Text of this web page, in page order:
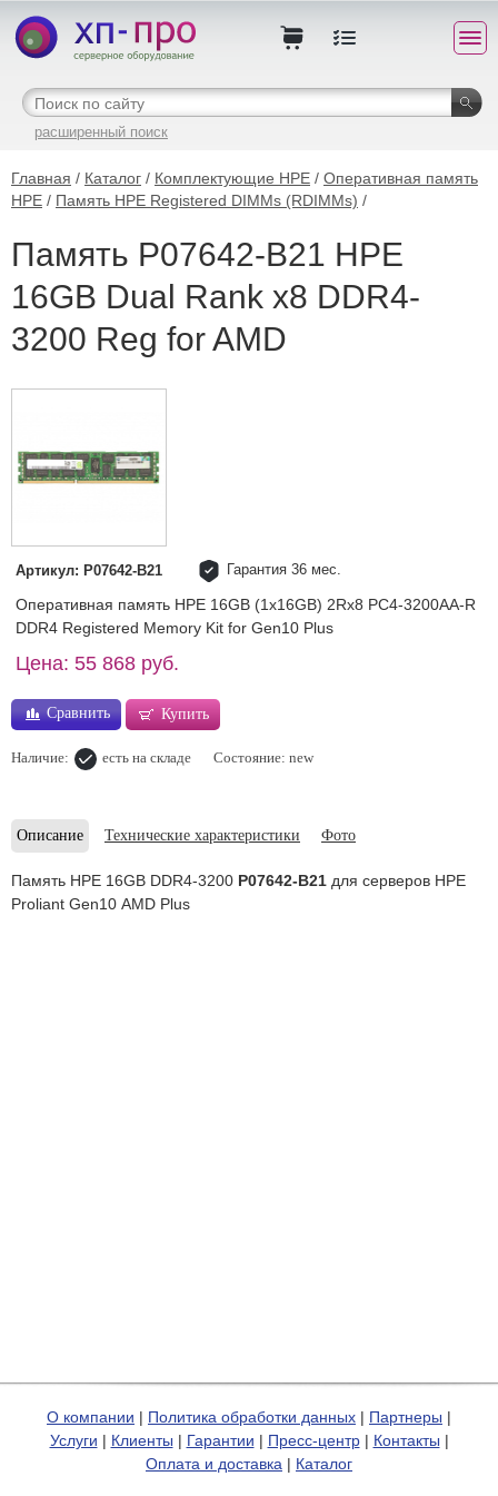
расширенный поиск
Главная / Каталог / Комплектующие HPE / Оперативная память
HPE / Память HPE Registered DIMMs (RDIMMs) /
Память P07642-B21 HPE
16GB Dual Rank x8 DDR4-
3200 Reg for AMD
Артикул: P07642-B21 Гарантия 36 мес.
Оперативная память HPE 16GB (1x16GB) 2Rx8 PC4-3200AA-R
DDR4 Registered Memory Kit for Gen10 Plus
Цена: 55 868 руб.
Сравнить Купить
Наличие: есть на складе Состояние: new
Описание Технические характеристики Фото
Память HPE 16GB DDR4-3200 P07642-B21 для серверов HPE
Proliant Gen10 AMD Plus
О компании | Политика обработки данных | Партнеры |
Услуги | Клиенты | Гарантии | Пресс-центр| Контакты |
Оплата и доставка | Каталог